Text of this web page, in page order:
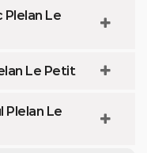
Le
Le Petit
Plelan Le